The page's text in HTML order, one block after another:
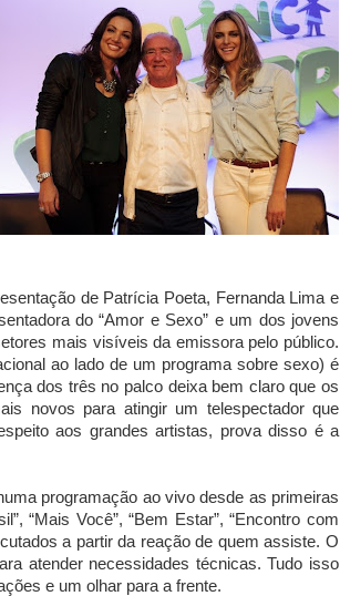
de Patrícia Poeta, Fernanda Lima e
do “Amor e Sexo” e um dos jovens
mais visíveis da emissora pelo público.
ao lado de um programa sobre sexo) é
dos três no palco deixa bem claro que os
novos para atingir um telespectador que
aos grandes artistas, prova disso é a
programação ao vivo desde as primeiras
“Mais Você”, “Bem Estar”, “Encontro com
a partir da reação de quem assiste. O
atender necessidades técnicas. Tudo isso
e um olhar para a frente.